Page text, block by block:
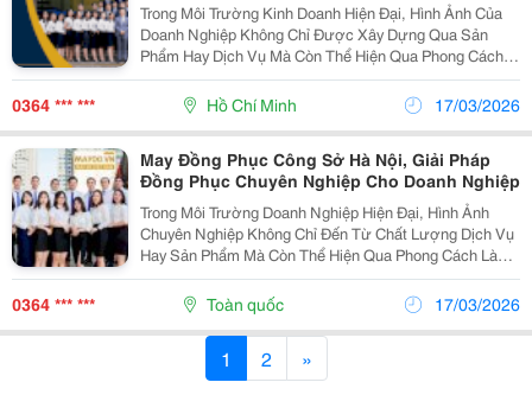
Trong Môi Trường Kinh Doanh Hiện Đại, Hình Ảnh Của
Doanh Nghiệp Không Chỉ Được Xây Dựng Qua Sản
Phẩm Hay Dịch Vụ Mà Còn Thể Hiện Qua Phong Cách
Làm Việc Và Trang Phục Của Đội Ngũ Nhân Viên. Vì
Vậy, Đồng Phục Công Sở Ngày Càng Được Nhiều
Doanh Nghiệp...
0364 *** *** Hồ Chí Minh 17/03/2026
May Đồng Phục Công Sở Hà Nội, Giải Pháp
Đồng Phục Chuyên Nghiệp Cho Doanh Nghiệp
Trong Môi Trường Doanh Nghiệp Hiện Đại, Hình Ảnh
Chuyên Nghiệp Không Chỉ Đến Từ Chất Lượng Dịch Vụ
Hay Sản Phẩm Mà Còn Thể Hiện Qua Phong Cách Làm
Việc Và Trang Phục Của Nhân Viên. Vì Vậy, Đồng Phục
Công Sở Ngày Càng Trở Thành Yếu Tố Quan Trọng
0364 *** *** Toàn quốc 17/03/2026
1 2 »